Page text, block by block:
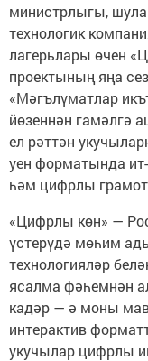
министрлыгы,
технологик
лагерьлары өчен
проектының яңа
«Мәгълүматлар
йөзеннән гамәлгә
ел рәттән
уен форматында
һәм цифрлы
«Цифрлы көн» —
үстерүдә мөһим
технологияләр
ясалма фәһемнән
кадәр — ә моны
интерактив
укучылар цифрлы